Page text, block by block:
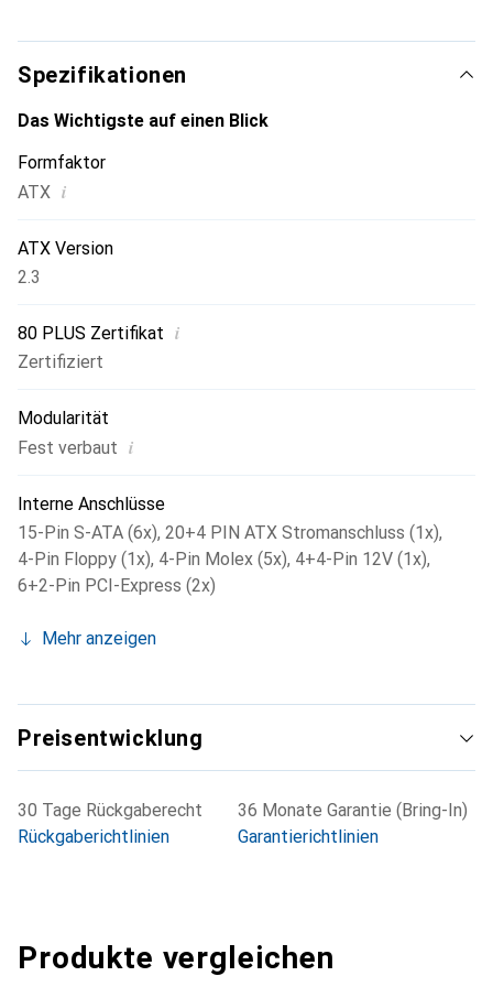
Spezifikationen
Das Wichtigste auf einen Blick
Formfaktor
ATX i
ATX Version
2.3
80 PLUS Zertifikat i
Zertifiziert
Modularität
Fest verbaut i
Interne Anschlüsse
15-Pin S-ATA (6x), 20+4 PIN ATX Stromanschluss (1x),
4-Pin Floppy (1x), 4-Pin Molex (5x), 4+4-Pin 12V (1x),
6+2-Pin PCI-Express (2x)
Mehr anzeigen
Preisentwicklung
30 Tage Rückgaberecht
Rückgaberichtlinien
36 Monate Garantie (Bring-In)
Garantierichtlinien
Produkte vergleichen